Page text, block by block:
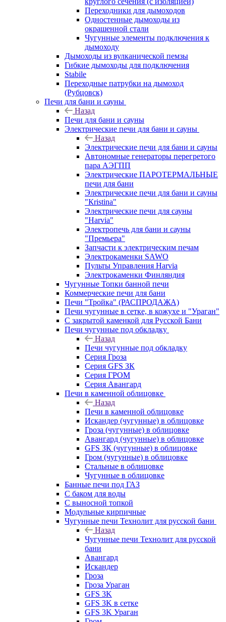
Переходники для дымоходов
Одностенные дымоходы из
окрашенной стали
Чугунные элементы подключения к
дымоходу
Дымоходы из вулканической пемзы
Гибкие дымоходы для подключения
Stabile
Переходные патрубки на дымоход
(Рубцовск)
Печи для бани и сауны
Назад
Печи для бани и сауны
Электрические печи для бани и сауны
Назад
Электрические печи для бани и сауны
Автономные генераторы перегретого
пара АЭГПП
Электрические ПАРОТЕРМАЛЬНЫЕ
печи для бани
Электрические печи для бани и сауны
"Кristina"
Электрические печи для сауны
"Harvia"
Электропечь для бани и сауны
"Премьера"
Запчасти к электрическим печам
Электрокаменки SAWO
Пульты Управления Harvia
Электрокаменки Финляндия
Чугунные Топки банной печи
Коммерческие печи для бани
Печи "Тройка" (РАСПРОДАЖА)
Печи чугунные в сетке, в кожухе и "Ураган"
С закрытой каменкой для Русской Бани
Печи чугунные под обкладку
Назад
Печи чугунные под обкладку
Серия Гроза
Серия GFS ЗК
Серия ГРОМ
Серия Авангард
Печи в каменной облицовке
Назад
Печи в каменной облицовке
Искандер (чугунные) в облицовке
Гроза (чугунные) в облицовке
Авангард (чугунные) в облицовке
GFS ЗК (чугунные) в облицовке
Гром (чугунные) в облицовке
Стальные в облицовке
Чугунные в облицовке
Банные печи под ГАЗ
С баком для воды
С выносной топкой
Модульные кирпичные
Чугунные печи Технолит для русской бани
Назад
Чугунные печи Технолит для русской
бани
Авангард
Искандер
Гроза
Гроза Ураган
GFS 3K
GFS 3K в сетке
GFS 3K Ураган